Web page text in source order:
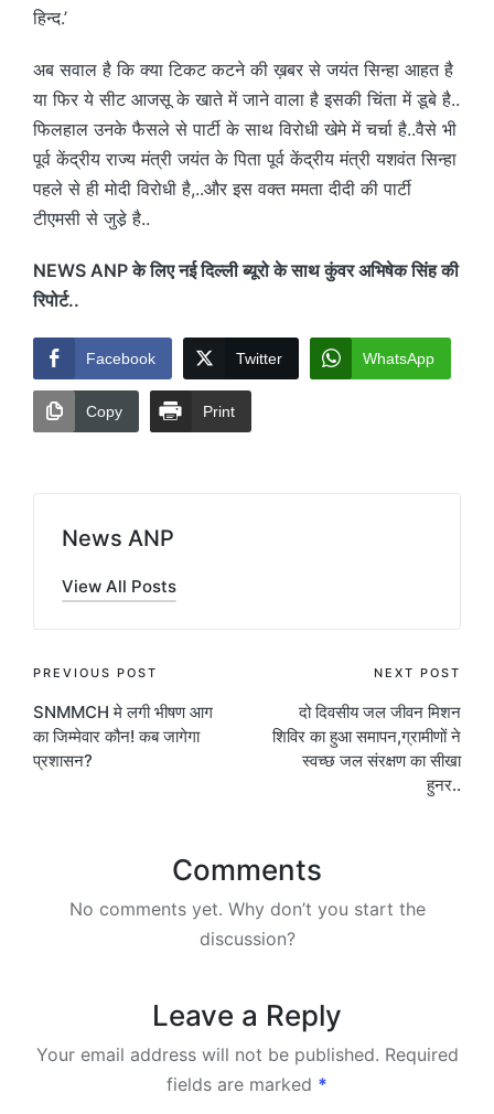
हिन्द.’
अब सवाल है कि क्या टिकट कटने की ख़बर से जयंत सिन्हा आहत है
या फिर ये सीट आजसू के खाते में जाने वाला है इसकी चिंता में डूबे है..
फिलहाल उनके फैसले से पार्टी के साथ विरोधी खेमे में चर्चा है..वैसे भी
पूर्व केंद्रीय राज्य मंत्री जयंत के पिता पूर्व केंद्रीय मंत्री यशवंत सिन्हा
पहले से ही मोदी विरोधी है,..और इस वक्त ममता दीदी की पार्टी
टीएमसी से जुडे़ है..
NEWS ANP के लिए नई दिल्ली ब्यूरो के साथ कुंवर अभिषेक सिंह की
रिपोर्ट..
Facebook Twitter WhatsApp
Copy Print
News ANP
View All Posts
Post
navigation
PREVIOUS POST
SNMMCH मे लगी भीषण आग
का जिम्मेवार कौन! कब जागेगा
प्रशासन?
NEXT POST
दो दिवसीय जल जीवन मिशन
शिविर का हुआ समापन,ग्रामीणों ने
स्वच्छ जल संरक्षण का सीखा
हुनर..
Comments
No comments yet. Why don’t you start the
discussion?
Leave a Reply
Your email address will not be published. Required
fields are marked *